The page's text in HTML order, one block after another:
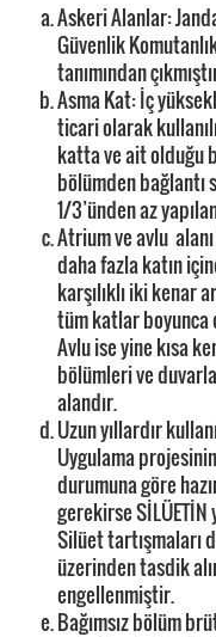
Askeri Alanlar:
Güvenlik
tanımından
Asma Kat: İç
ticari olarak
katta ve ait olduğu
bölümden bağlantı
1/3’ünden az
Atrium ve avlu
daha fazla katın
karşılıklı iki kenar
tüm katlar
Avlu ise yine kısa
bölümleri ve
alandır.
Uzun yıllardır
Uygulama
durumuna göre
gerekirse SİLÜETİN
Silüet tartışmaları
üzerinden tasdik
engellenmiştir.
Bağımsız bölüm